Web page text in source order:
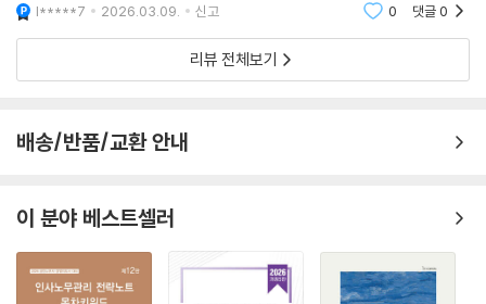
Ⅳ. 관리직위 기술 질문지법(Management Position Description Qu
estionnaire : MPDQ) 88
Ⅴ. 과업목록법(Task Inventory procedure) 89
Ⅶ. 팀워크분석 90
Ⅰ. 직무기술서(job description) 91
Ⅱ. 직무명세서(job specification) 92
제7절 직무분석시 발생하는 문제점과 대책 93
l*****7 2026.03.09. 신고 0 댓글0
리뷰 전체보기
배송/반품/교환 안내
이 분야 베스트셀러